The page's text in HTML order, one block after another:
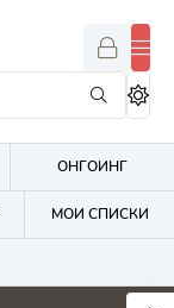
ОНГОИНГ
МОИ СПИСКИ